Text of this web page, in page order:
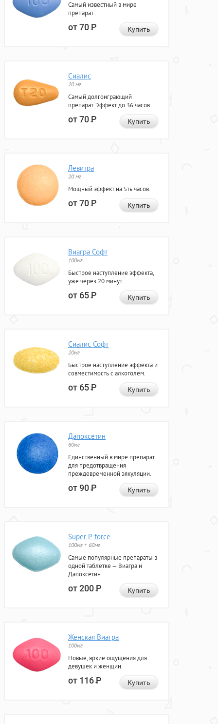
Самый известный в мире
препарат
от 70Р Купить
Сиалис
20 мг
Самый долгоиграющий
препарат. Эффект до 36 часов.
от 70Р Купить
Левитра
20 мг
Мощный эффект на 5ть часов.
от 70Р Купить
Виагра Софт
100мг
Быстрое наступление эффекта,
уже через 20 минут.
от 65Р Купить
Сиалис Софт
20мг
Быстрое наступление эффекта и
совместимость с алкоголем.
от 65Р Купить
Дапоксетин
60мг
Единственный в мире препарат
для предотвращения
преждевременной эякуляции.
от 90Р Купить
Super P-force
100мг + 60мг
Самые популярные препараты в
одной таблетке — Виагра и
Дапоксетин.
от 200Р Купить
Женская Виагра
100мг
Новые, яркие ощущения для
девушек и женщин.
от 116Р Купить